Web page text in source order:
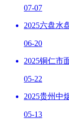
07-07
2025六盘水
06-20
2025铜仁市
05-22
2025贵州中
05-13